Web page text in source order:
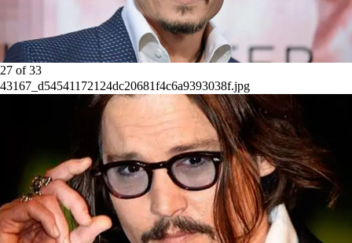
27 of33
43167_d54541172124dc20681f4c6a9393038f.jpg